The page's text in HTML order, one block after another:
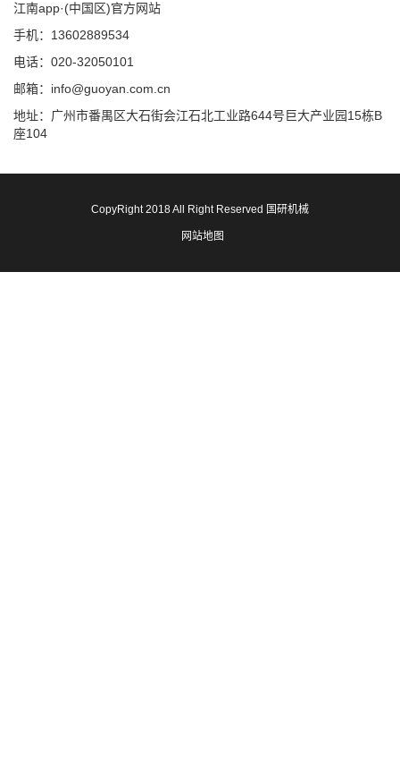
江南app·(中国区)官方网站
手机：13602889534
电话：020-32050101
邮箱：info@guoyan.com.cn
地址：广州市番禺区大石街会江石北工业路644号巨大产业园15栋B
座104
CopyRight 2018 All Right Reserved 国研机械
网站地图